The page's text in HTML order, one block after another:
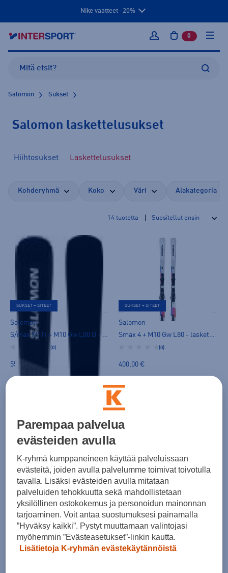
Nike vaatteet -20%
Kirjaudu sisään
0 tuotetta
Salomon Sukset
Salomon laskettelusukset
Hiihtosukset Laskettelusukset
Kohderyhmä Koko Väri Alakategoria
14 tuotetta
SUKSET + SITEET
Salomon
S/max X7 Ti + M10 Gw L80 B - laskettelusukset
(0)
550,00 €
SUKSET + SITEET
Salomon
Smax 4 + M10 Gw L80 - laskettelusukset
(0)
400,00 €
Salomon
Qst Jr Xs + C5 Gw J75 - laskettelusukset
(0)
170,00 €
Salomon
(0)
800,00 €
Parempaa palvelua
evästeiden avulla
K-ryhmä kumppaneineen käyttää palveluissaan
evästeitä, joiden avulla palvelumme toimivat toivotulla
tavalla. Lisäksi evästeiden avulla mitataan
palveluiden tehokkuutta sekä mahdollistetaan
yksilöllinen ostokokemus ja personoidun mainonnan
tarjoaminen. Voit antaa suostumuksesi painamalla
”Hyväksy kaikki”. Pystyt muuttamaan valintojasi
myöhemmin ”Evästeasetukset”-linkin kautta.
Lisätietoja K-ryhmän evästekäytännöistä